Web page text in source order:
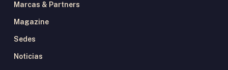
Marcas & Partners
Magazine
Sedes
Noticias